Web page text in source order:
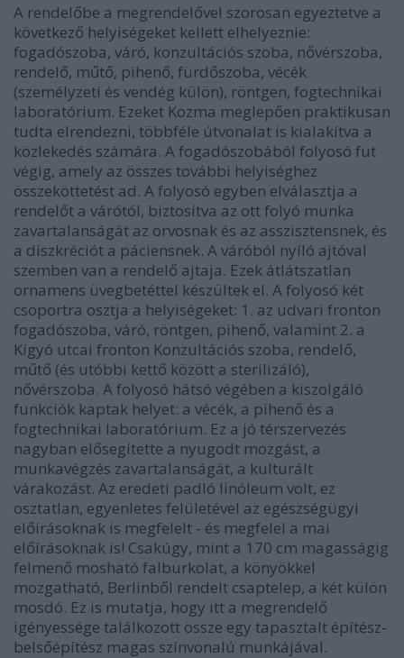
A rendelőbe a megrendelővel szorosan egyeztetve a
következő helyiségeket kellett elhelyeznie:
fogadószoba, váró, konzultációs szoba, nővérszoba,
rendelő, műtő, pihenő, fürdőszoba, vécék
(személyzeti és vendég külön), röntgen, fogtechnikai
laboratórium. Ezeket Kozma meglepően praktikusan
tudta elrendezni, többféle útvonalat is kialakítva a
közlekedés számára. A fogadószobából folyosó fut
végig, amely az összes további helyiséghez
összeköttetést ad. A folyosó egyben elválasztja a
rendelőt a várótól, biztosítva az ott folyó munka
zavartalanságát az orvosnak és az asszisztensnek, és
a diszkréciót a páciensnek. A váróból nyíló ajtóval
szemben van a rendelő ajtaja. Ezek átlátszatlan
ornamens üvegbetéttel készültek el. A folyosó két
csoportra osztja a helyiségeket: 1. az udvari fronton
fogadószoba, váró, röntgen, pihenő, valamint 2. a
Kígyó utcai fronton Konzultációs szoba, rendelő,
műtő (és utóbbi kettő között a sterilizáló),
nővérszoba. A folyosó hátsó végében a kiszolgáló
funkciók kaptak helyet: a vécék, a pihenő és a
fogtechnikai laboratórium. Ez a jó térszervezés
nagyban elősegítette a nyugodt mozgást, a
munkavégzés zavartalanságát, a kulturált
várakozást. Az eredeti padló linóleum volt, ez
osztatlan, egyenletes felületével az egészségügyi
előírásoknak is megfelelt - és megfelel a mai
előírásoknak is! Csakúgy, mint a 170 cm magasságig
felmenő mosható falburkolat, a könyökkel
mozgatható, Berlinből rendelt csaptelep, a két külön
mosdó. Ez is mutatja, hogy itt a megrendelő
igényessége találkozott össze egy tapasztalt építész-
belsőépítész magas színvonalú munkájával.